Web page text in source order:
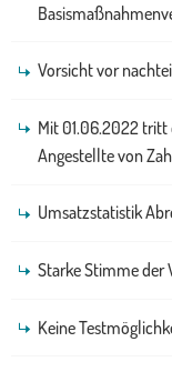
Vorsicht vor
Mit 01.06.2022
Angestellte von
Umsatzstatistik
Starke Stimme der
Keine